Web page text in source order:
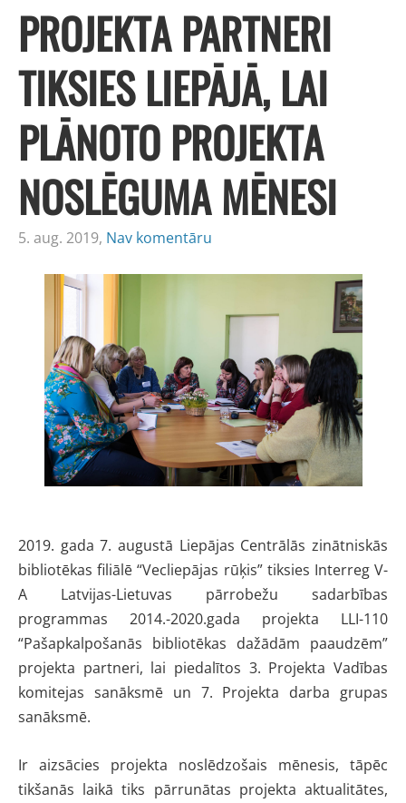
PROJEKTA PARTNERI
TIKSIES LIEPĀJĀ, LAI
PLĀNOTO PROJEKTA
NOSLĒGUMA MĒNESI
5. aug. 2019, Nav komentāru
2019. gada 7. augustā Liepājas Centrālās zinātniskās
bibliotēkas filiālē “Vecliepājas rūķis” tiksies Interreg V-
A Latvijas-Lietuvas pārrobežu sadarbības
programmas 2014.-2020.gada projekta LLI-110
“Pašapkalpošanās bibliotēkas dažādām paaudzēm”
projekta partneri, lai piedalītos 3. Projekta Vadības
komitejas sanāksmē un 7. Projekta darba grupas
sanāksmē.
Ir aizsācies projekta noslēdzošais mēnesis, tāpēc
tikšanās laikā tiks pārrunātas projekta aktualitātes,